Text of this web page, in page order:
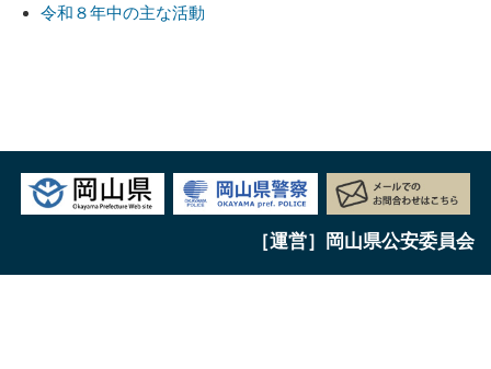
令和８年中の主な活動
［運営］岡山県公安委員会